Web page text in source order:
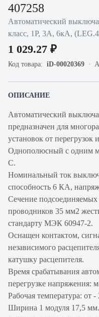
407258
Автоматический
класс, 1P, 3А, 6кА,
1 029.27 ₽
Код товара: iD-00020369
ОПИСАНИЕ
Автоматический
предназначен для
установок от перегрузок
Однополюсный с одним
С.
Номинальный ток
способность 6 КА,
Сечение
проводников 35 мм2
стандарту МЭК 60947-2.
Оснащен контактом,
независимого
катушку расцепителя.
Время срабатывания
перегрузке напряжения:
Рабочая температура: от
Ширина 1 модуля 17,5 мм.